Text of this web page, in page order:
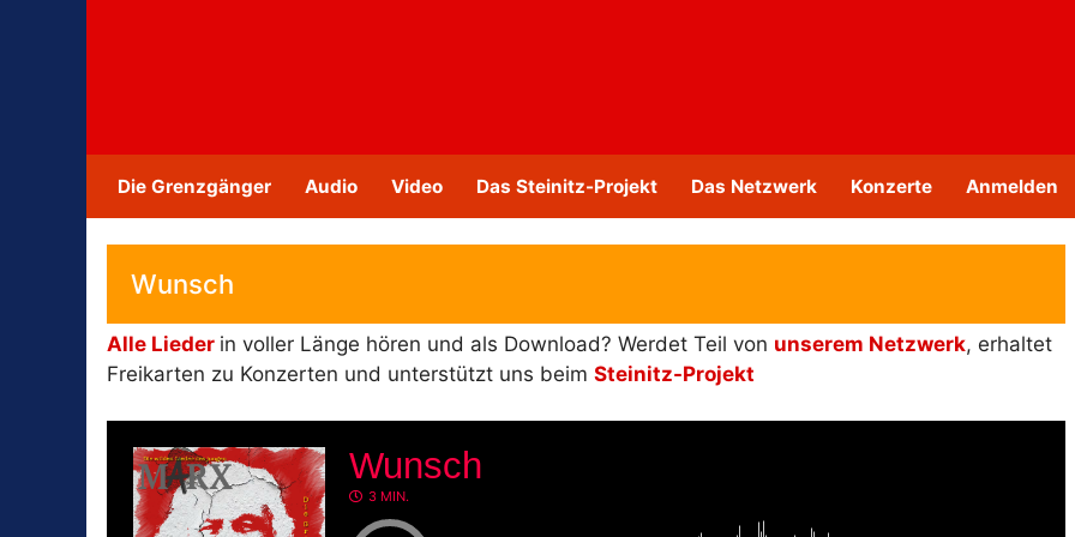
Die Grenzgänger Audio Video Das Steinitz-Projekt Das Netzwerk Konzerte Anmelden
Wunsch
Alle Lieder in voller Länge hören und als Download? Werdet Teil von unserem Netzwerk, erhaltet
Freikarten zu Konzerten und unterstützt uns beim Steinitz-Projekt
Wunsch
3 MIN.